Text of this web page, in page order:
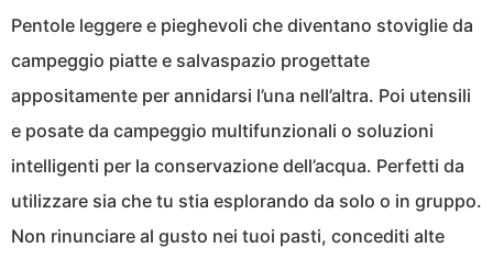
Pentole leggere e pieghevoli che diventano stoviglie da
campeggio piatte e salvaspazio progettate
appositamente per annidarsi l’una nell’altra. Poi utensili
e posate da campeggio multifunzionali o soluzioni
intelligenti per la conservazione dell’acqua. Perfetti da
utilizzare sia che tu stia esplorando da solo o in gruppo.
Non rinunciare al gusto nei tuoi pasti, concediti alte